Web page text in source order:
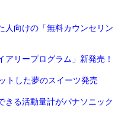
人向けの「無料カウンセリン
アリープログラム」新発売！
トした夢のスイーツ発売
きる活動量計がパナソニック